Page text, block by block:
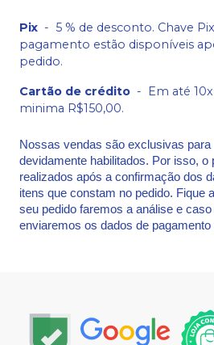
Pix - 5 % de desconto. Chave
pagamento estão disponíveis
pedido.
Cartão de crédito - Em até
minima R$150,00.
Nossas vendas são exclusivas
devidamente habilitados. Por isso, o
realizados após a confirmação dos
itens que constam no pedido. Fique
seu pedido faremos a análise e
enviaremos os dados de pagamento